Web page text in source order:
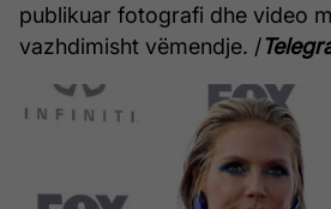
publikuar fotografi dhe video
vazhdimisht vëmendje. /